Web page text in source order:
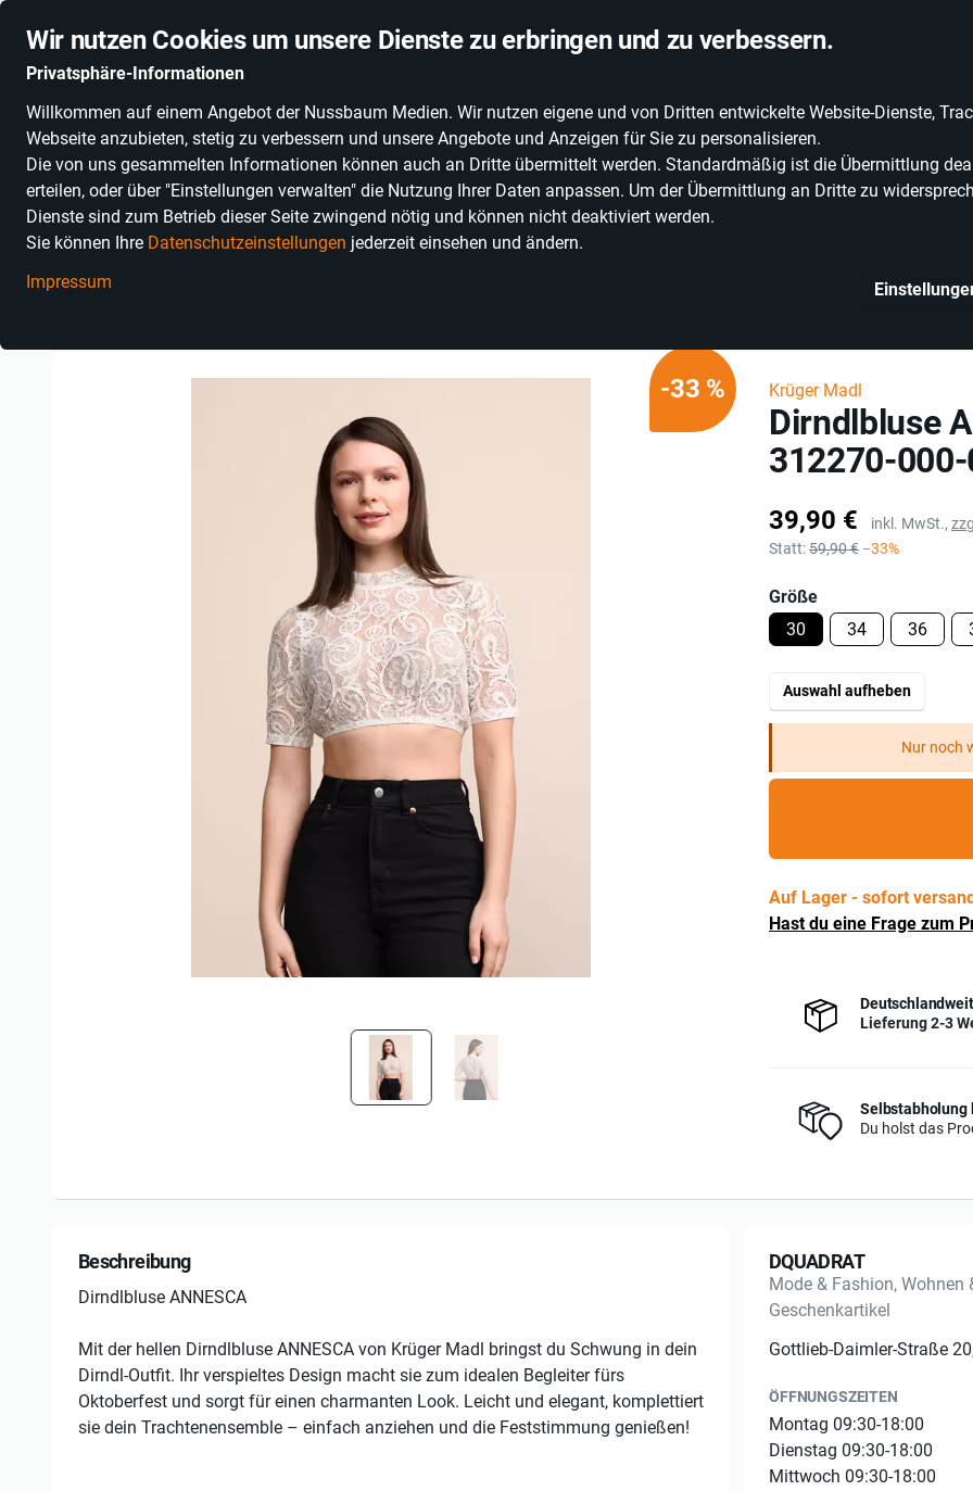
Wir nutzen Cookies um unsere Dienste zu erbringen und zu verbessern.
Privatsphäre-Informationen
Willkommen auf einem Angebot der Nussbaum Medien. Wir nutzen eigene und von Dritten entwickelte Website-Dienste,
Webseite anzubieten, stetig zu verbessern und unsere Angebote und Anzeigen für Sie zu personalisieren.
Die von uns gesammelten Informationen können auch an Dritte übermittelt werden. Standardmäßig ist die Übermittlung
erteilen, oder über "Einstellungen verwalten" die Nutzung Ihrer Daten anpassen. Um der Übermittlung an Dritte zu
Dienste sind zum Betrieb dieser Seite zwingend nötig und können nicht deaktiviert werden.
Sie können Ihre Datenschutzeinstellungen jederzeit einsehen und ändern.
Impressum
PRODUKTKATEGORIEN SONNENGLAS® ALKOHOLFREIE WEINE ERLEBNISWELT WEINWELT
Krüger Madl
Dirndlbluse
312270-
Preis
39,90 € inkl. MwSt.,
Statt:59,90 € −33%
Größe
30
34 36
Auswahl aufheben
Nur noch
Auf Lager - sofort
Hast du eine Frage zum
Lieferung 2-3
Selbstabholung
Du holst das
-33 %
Beschreibung
Dirndlbluse ANNESCA
Mit der hellen Dirndlbluse ANNESCA von Krüger Madl bringst du Schwung in dein
Dirndl-Outfit. Ihr verspieltes Design macht sie zum idealen Begleiter fürs
Oktoberfest und sorgt für einen charmanten Look. Leicht und elegant, komplettiert
sie dein Trachtenensemble – einfach anziehen und die Feststimmung genießen!
DQUADRAT
Mode & Fashion,
Geschenkartikel
Gottlieb-Daimler-Straße
ÖFFNUNGSZEITEN
Montag 09:30-18:00
Dienstag 09:30-18:00
Mittwoch 09:30-18:00